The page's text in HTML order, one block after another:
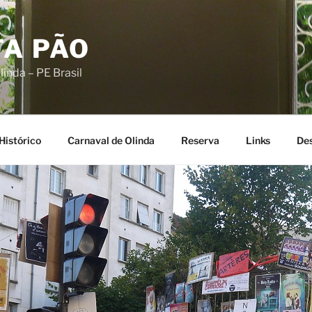
PÃO
– PE Brasil
Carnaval de Olinda Reserva Links